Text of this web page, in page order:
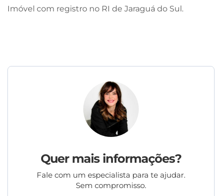
Imóvel com registro no RI de Jaraguá do Sul.
Quer mais informações?
Fale com um especialista para te ajudar.
Sem compromisso.